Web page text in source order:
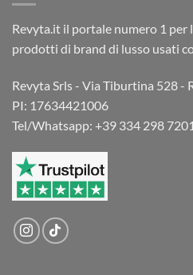
Revyta.it il portale numero 1 per
prodotti di brand di lusso usati
Revyta Srls - Via Tiburtina 528 -
PI: 17634421006
Tel/Whatsapp: +39 334 298 7201